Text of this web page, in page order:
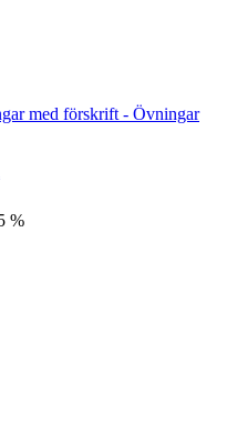
med förskrift - Övningar
%